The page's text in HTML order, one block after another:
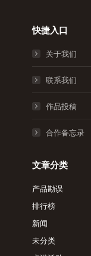
快捷入口
关于我们
联系我们
作品投稿
合作备忘录
文章分类
产品勘误
排行榜
新闻
未分类